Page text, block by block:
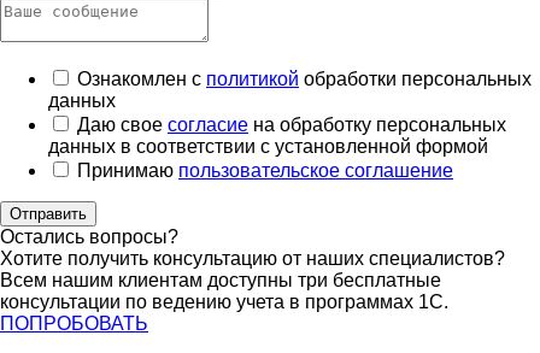
Ознакомлен с политикой обработки персональных
данных
Даю свое согласие на обработку персональных
данных в соответствии с установленной формой
Принимаю пользовательское соглашение
Отправить
Остались вопросы?
Хотите получить консультацию от наших специалистов?
Всем нашим клиентам доступны три бесплатные
консультации по ведению учета в программах 1С.
ПОПРОБОВАТЬ